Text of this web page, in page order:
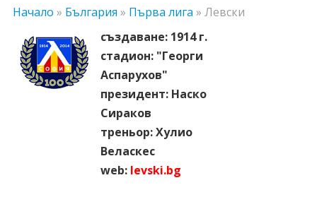
Начало » България » Първа лига » Левски
създаване: 1914 г.
стадион: "Георги
Аспарухов"
президент: Наско
Сираков
треньор: Хулио
Веласкес
web: levski.bg